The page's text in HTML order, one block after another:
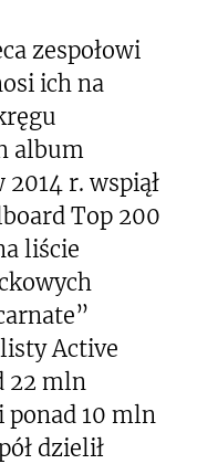
zespołowi
ich na
album
r. wspiął
Top 200
liście
Active
22 mln
ponad 10 mln
dzielił